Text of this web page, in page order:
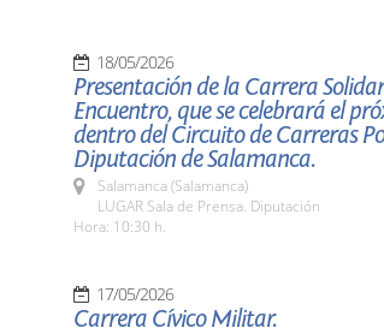
18/05/2026
Presentación de la Carrera
Encuentro, que se celebrará el
dentro del Circuito de Carreras
Diputación de Salamanca.
Salamanca (Salamanca)
LUGAR Sala de Prensa. Diputación
Hora: 10:30 h.
17/05/2026
Carrera Cívico Militar.